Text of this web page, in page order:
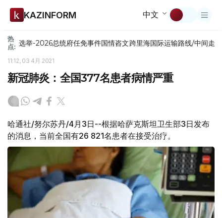
KAZINFORM 中文
热
点: 选举-2026总统府任免事件国情咨文跨里海国际运输路线/中间走廊
11:12, 03 4月 2021
新冠肺炎：全国377名患者病情严重
哈通社/努尔苏丹/4月3日--根据哈萨克斯坦卫生部3日发布
的消息，当前全国有26 821名患者在接受治疗。